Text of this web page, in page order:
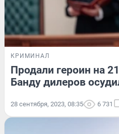
КРИМИНАЛ
Продали героин на
Банду дилеров
28 сентября, 2023, 08:35 6 731